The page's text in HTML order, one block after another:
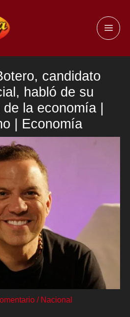
candidato
habló de su
la economía |
| Economía
/ Nacional